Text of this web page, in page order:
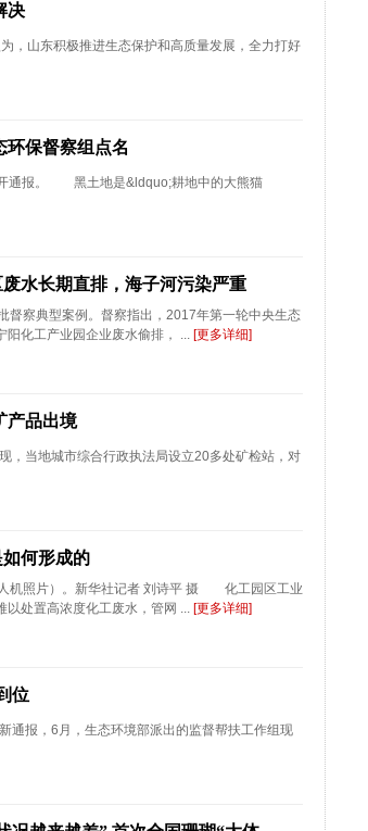
决
，山东积极推进生态保护和高质量发展，全力打好
保督察组点名
开通报。 黑土地是&ldquo;耕地中的大熊猫
水长期直排，海子河污染严重
督察典型案例。督察指出，2017年第一轮中央生态
阳化工产业园企业废水偷排， ... [更多详细]
产品出境
，当地城市综合行政执法局设立20多处矿检站，对
何形成的
机照片）。新华社记者 刘诗平 摄 化工园区工业
以处置高浓度化工废水，管网 ... [更多详细]
位
通报，6月，生态环境部派出的监督帮扶工作组现